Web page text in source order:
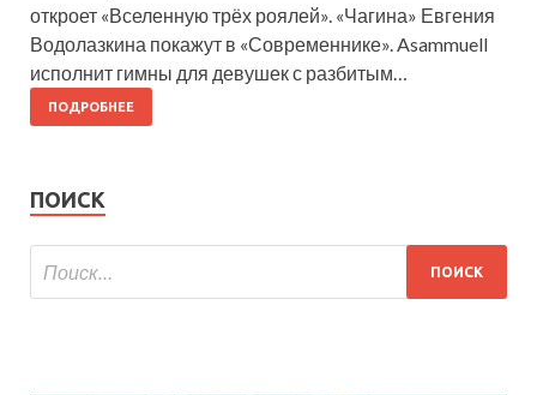
откроет «Вселенную трёх роялей». «Чагина» Евгения
Водолазкина покажут в «Современнике». Asammuell
исполнит гимны для девушек с разбитым…
ПОДРОБНЕЕ
ПОИСК